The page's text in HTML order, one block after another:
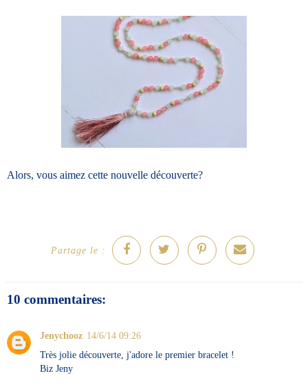
Alors, vous aimez cette nouvelle découverte?
Partage le :
10 commentaires:
Jenychooz 14/6/14 09:26
Très jolie découverte, j'adore le premier bracelet !
Biz Jeny